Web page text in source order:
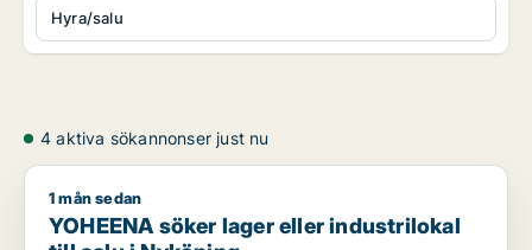
Hyra/salu
4 aktiva sökannonser just nu
YOHEENA söker lager eller industrilokal till salu i Nyköping
1 mån sedan
YOHEENA söker lager eller industrilokal